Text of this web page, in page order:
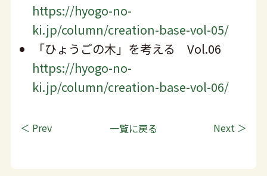
https://hyogo-no-
ki.jp/column/creation-base-vol-05/
「ひょうごの木」を考える Vol.06
https://hyogo-no-
ki.jp/column/creation-base-vol-06/
＜ Prev 一覧に戻る Next ＞